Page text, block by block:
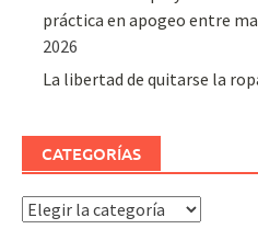
práctica en apogeo entre
2026
La libertad de quitarse la
CATEGORÍAS
Categorías